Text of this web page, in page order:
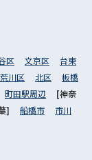
区 文京区
台東
荒川区 北区
板橋
町田駅周辺
[神奈
] 船橋市
市川